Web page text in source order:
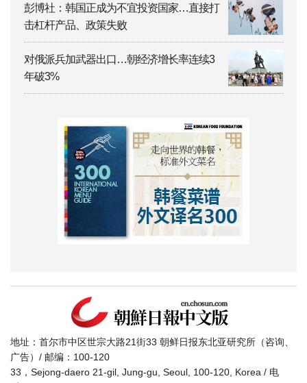
彭博社：韩国正成为不宜投资国家…直接打
击杠杆产品、政策失败
对俄派兵加武器出口…朝经济增长率连续3
年破3%
地址：首尔市中区世宗大路21街33 朝鲜日报东北亚研究所（咨询、
广告）/ 邮编：100-120
33，Sejong-daero 21-gil, Jung-gu, Seoul, 100-120, Korea / 电